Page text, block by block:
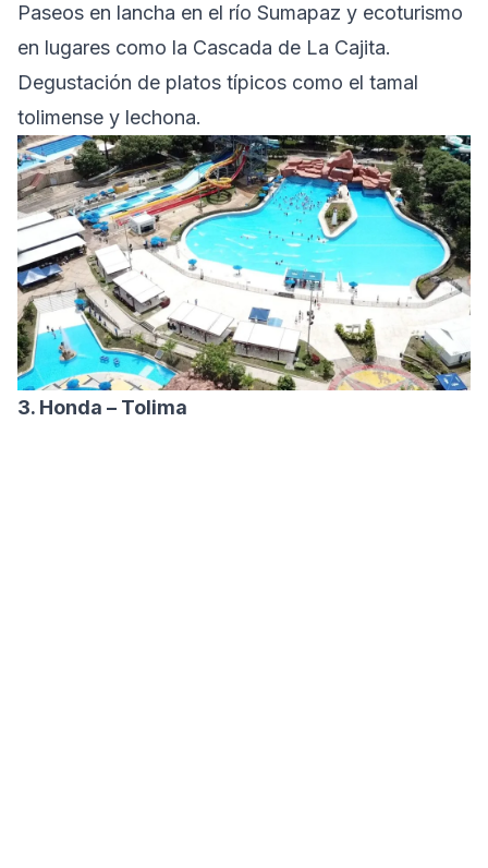
Paseos en lancha en el río Sumapaz y ecoturismo
en lugares como la Cascada de La Cajita.
Degustación de platos típicos como el tamal
tolimense y lechona.
3. Honda – Tolima